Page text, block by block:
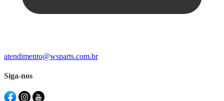
atendimento@wsparts.com.br
Siga-nos